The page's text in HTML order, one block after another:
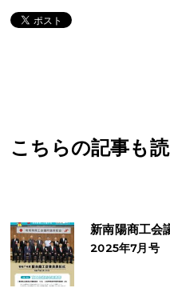
こちらの記事も
新南陽商工
2025年7月号